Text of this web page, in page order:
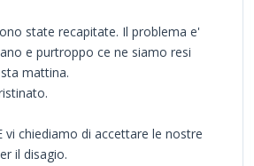
state recapitate. Il problema e'
e purtroppo ce ne siamo resi
mattina.
vi chiediamo di accettare le nostre
il disagio.